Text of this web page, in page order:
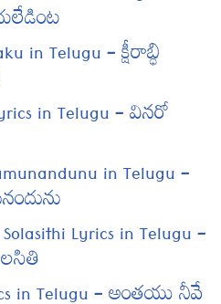
in Telugu – క్షీరాబ్ధి
in Telugu – వినరో
in Telugu –
Lyrics in Telugu –
in Telugu – అంతయు నీవే